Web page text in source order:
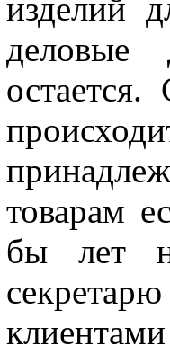
изделий
деловые
товарам
бы лет